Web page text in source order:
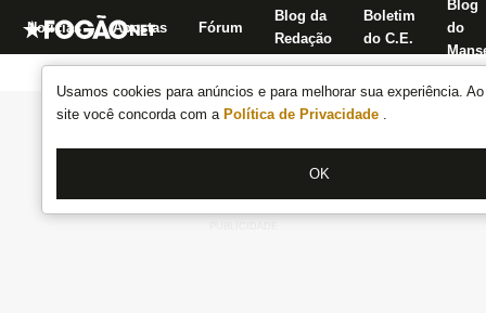
Usamos cookies para anúncios e para melhorar sua experiência.
site você concorda com a Política de Privacidade .
OK
Notícias Apostas Fórum
Blog da
Redação
Boletim
do C.E.
Blog
do